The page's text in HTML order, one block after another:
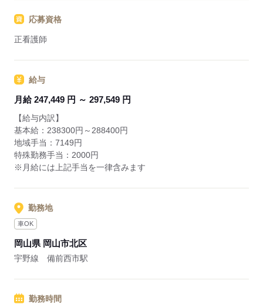
一般病棟・療養病棟・結核病棟を有しているため、幅広い看護
に携わることができます！
『おかやま子育て応援宣言企業』に登録し、仕事と家庭の両立
年間休日が126日あり、メリハリをつけた勤務が可能です。
賞与も4.4ヶ月の支給とモチベーションになります！
応募する
応募資格
正看護師
給与
月給 247,449 円 ～ 297,549 円
【給与内訳】
基本給：238300円～288400円
地域手当：7149円
特殊勤務手当：2000円
※月給には上記手当を一律含みます
勤務地
車OK
岡山県 岡山市北区
宇野線 備前西市駅
勤務時間